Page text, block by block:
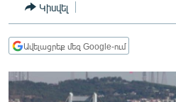
ՀԱՍԱՐԱԿՈՒԹՅՈՒՆ
ՏՆՏԵՍՈՒԹՅՈՒՆ
ՂԱՐԱԲԱՂ
ՊԱՏԵՐԱԶՄԻ 6 ՇԱԲԱԹՆԵՐԸ
Կիսվել
Ավելացրեք մեզ Google-ում